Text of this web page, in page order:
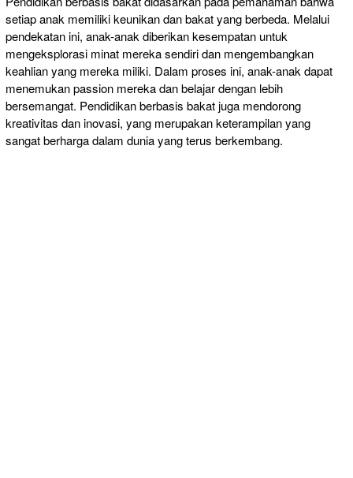
setiap anak memiliki keunikan dan bakat yang berbeda. Melalui
pendekatan ini, anak-anak diberikan kesempatan untuk
mengeksplorasi minat mereka sendiri dan mengembangkan
keahlian yang mereka miliki. Dalam proses ini, anak-anak dapat
menemukan passion mereka dan belajar dengan lebih
bersemangat. Pendidikan berbasis bakat juga mendorong
kreativitas dan inovasi, yang merupakan keterampilan yang
sangat berharga dalam dunia yang terus berkembang.